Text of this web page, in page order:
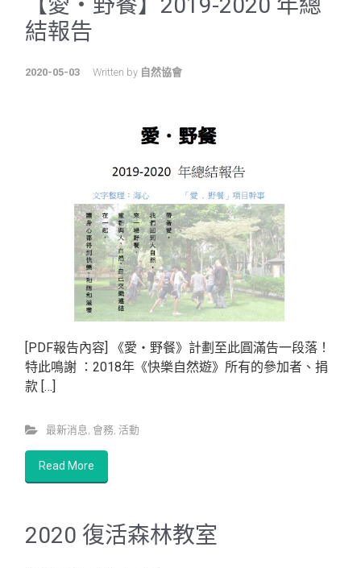
結報告
2020-05-03 Written by 自然協會
[PDF報告內容] 《愛‧野餐》計劃至此圓滿告一段落！
特此鳴謝 ：2018年《快樂自然遊》所有的參加者、捐
款 […]
最新消息 會務 活動
Read More
2020 復活森林教室